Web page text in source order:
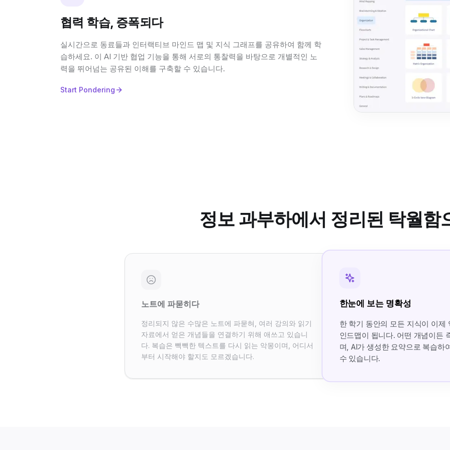
협력 학습, 증폭되다
실시간으로 동료들과 인터랙티브 마인드 맵 및 지식 그래프를 공유하여 함께 학
습하세요. 이 AI 기반 협업 기능을 통해 서로의 통찰력을 바탕으로 개별적인 노
력을 뛰어넘는 공유된 이해를 구축할 수 있습니다.
Start Pondering
정보 과부하에서 정리된 탁월함
노트에 파묻히다
정리되지 않은 수많은 노트에 파묻혀, 여러 강의와 읽기
자료에서 얻은 개념들을 연결하기 위해 애쓰고 있습니
다. 복습은 빽빽한 텍스트를 다시 읽는 악몽이며, 어디서
부터 시작해야 할지도 모르겠습니다.
한눈에 보는 명확성
한 학기 동안의 모든 지식이 이제
인드맵이 됩니다. 어떤 개념이든
며, AI가 생성한 요약으로 복습하
수 있습니다.